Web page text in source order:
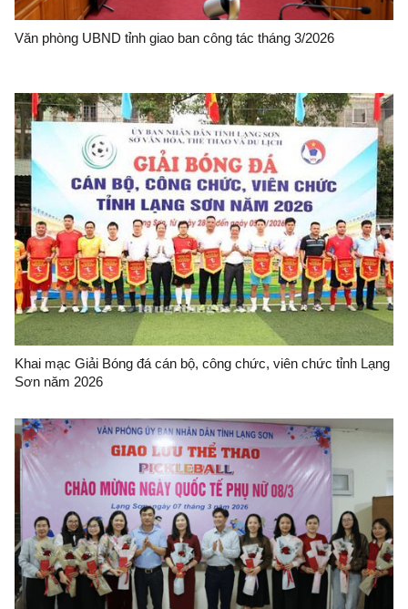
Văn phòng UBND tỉnh giao ban công tác tháng 3/2026
Khai mạc Giải Bóng đá cán bộ, công chức, viên chức tỉnh Lạng
Sơn năm 2026